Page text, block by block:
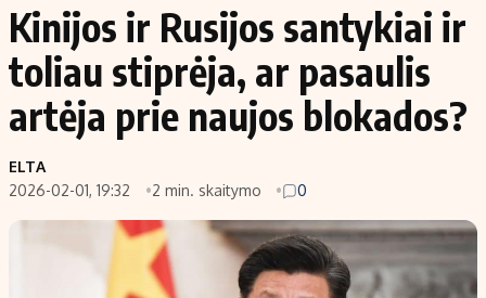
Kinijos ir Rusijos santykiai ir
toliau stiprėja, ar pasaulis
artėja prie naujos blokados?
ELTA
2026-02-01, 19:32
2 min. skaitymo 0